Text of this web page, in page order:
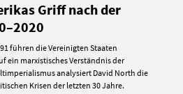
Griff nach der
führen die Vereinigten Staaten
ein marxistisches Verständnis der
analysiert David North die
Krisen der letzten 30 Jahre.